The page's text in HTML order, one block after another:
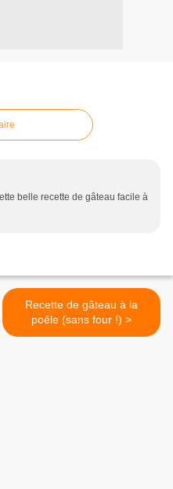
belle recette de gâteau facile à
Recette de gâteau à la
poêle (sans four !) >